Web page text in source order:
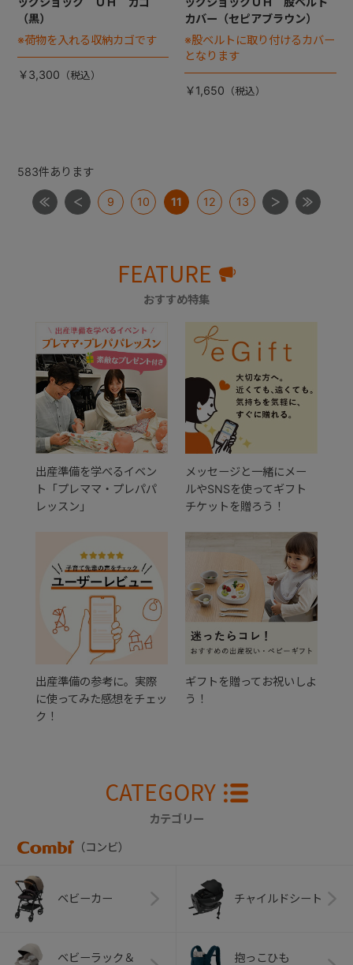
（黒）
※荷物を入れる収納カゴです
￥3,300
カバー（セピアブラウン）
※股ベルトに取り付けるカバー
となります
￥1,650
583件あります
9 10 11 12 13
FEATURE
おすすめ特集
出産準備を学べるイベン
ト「プレママ・プレパパ
レッスン」
メッセージと一緒にメー
ルやSNSを使ってギフト
チケットを贈ろう！
出産準備の参考に。実際
に使ってみた感想をチェッ
ク！
ギフトを贈ってお祝いしよ
う！
CATEGORY
カテゴリー
（コンビ）
ベビーカー チャイルドシート
ベビーラック＆ 抱っこひも